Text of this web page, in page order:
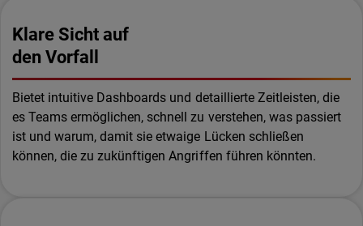
Klare Sicht auf
den Vorfall
Bietet intuitive Dashboards und detaillierte Zeitleisten, die
es Teams ermöglichen, schnell zu verstehen, was passiert
ist und warum, damit sie etwaige Lücken schließen
können, die zu zukünftigen Angriffen führen könnten.